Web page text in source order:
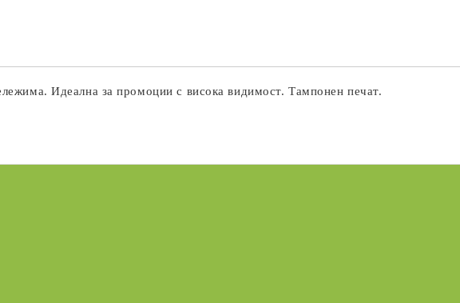
Идеална за промоции с висока видимост. Тампонен печат.